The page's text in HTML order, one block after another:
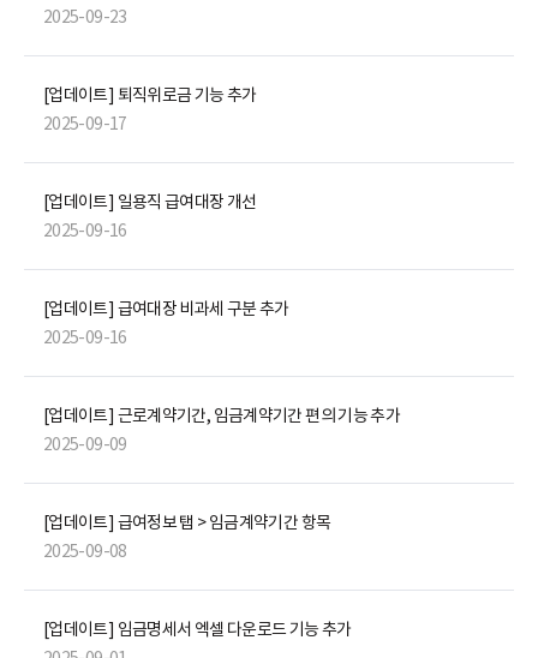
2025-09-23
[업데이트] 퇴직위로금 기능 추가
2025-09-17
[업데이트] 일용직 급여대장 개선
2025-09-16
[업데이트] 급여대장 비과세 구분 추가
2025-09-16
[업데이트] 근로계약기간, 임금계약기간 편의 기능 추가
2025-09-09
[업데이트] 급여정보 탭 > 임금계약기간 항목
2025-09-08
[업데이트] 임금명세서 엑셀 다운로드 기능 추가